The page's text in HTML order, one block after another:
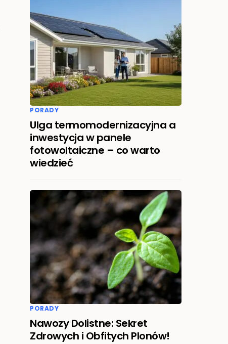
PORADY
Ulga termomodernizacyjna a
inwestycja w panele
fotowoltaiczne – co warto
wiedzieć
PORADY
Nawozy Dolistne: Sekret
Zdrowych i Obfitych Plonów!